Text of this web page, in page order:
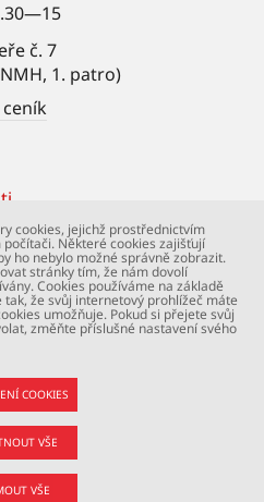
č. 7
1. patro)
fakulta. Všechna
LF a Shutterstock.com.
cookies, jejichž prostřednictvím
Některé cookies zajišťují
ho nebylo možné správně zobrazit.
stránky tím, že nám dovolí
Cookies používáme na základě
že svůj internetový prohlížeč máte
umožňuje. Pokud si přejete svůj
změňte příslušné nastavení svého
COOKIES
VŠE
VŠE